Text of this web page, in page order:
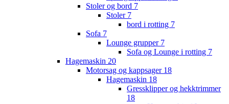
Stoler og bord 7
Stoler 7
bord i rotting 7
Sofa 7
Lounge grupper 7
Sofa og Lounge i rotting 7
Hagemaskin 20
Motorsag og kappsager 18
Hagemaskin 18
Gressklipper og hekktrimmer
18